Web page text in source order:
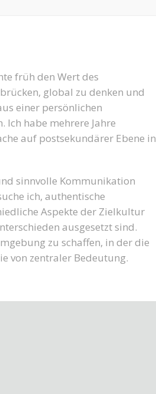
früh den Wert des
global zu denken und
einer persönlichen
Ich habe mehrere Jahre
auf postsekundärer Ebene in
sinnvolle Kommunikation
ich, authentische
Aspekte der Zielkultur
ausgesetzt sind.
zu schaffen, in der die
von zentraler Bedeutung.